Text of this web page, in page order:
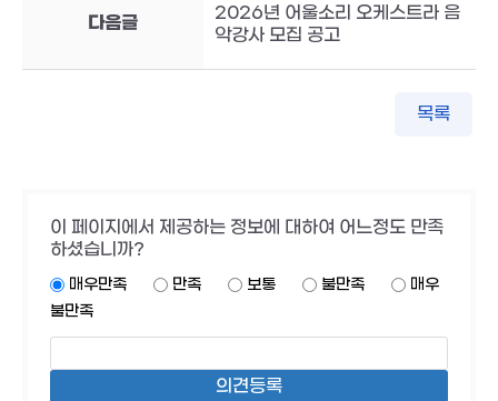
다음글
2026년 어울소리 오케스트라 음
악강사 모집 공고
목록
이 페이지에서 제공하는 정보에 대하여 어느정도 만족
하셨습니까?
매우만족 만족 보통 불만족
매우
불만족